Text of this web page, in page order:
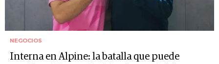
NEGOCIOS
Interna en Alpine: la batalla que puede